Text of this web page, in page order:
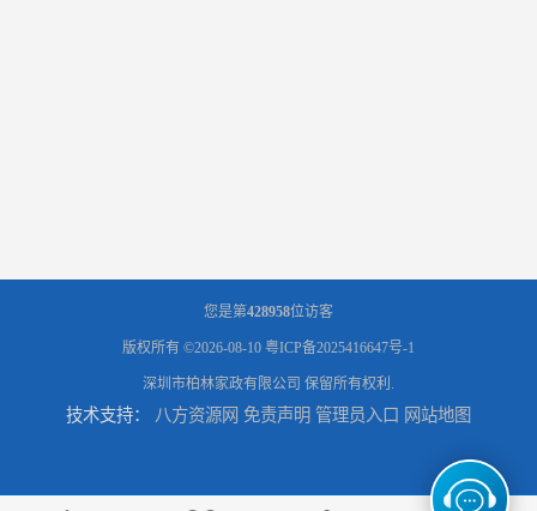
您是第428958位访客
版权所有 ©2026-08-10 粤ICP备2025416647号-1
深圳市柏林家政有限公司 保留所有权利.
技术支持： 八方资源网 免责声明 管理员入口 网站地图